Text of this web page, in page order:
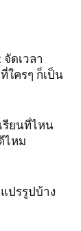
ดเวลา
ใครๆ ก็เป็น
รียนที่ไหน
ไหม
ปรรูปบ้าง